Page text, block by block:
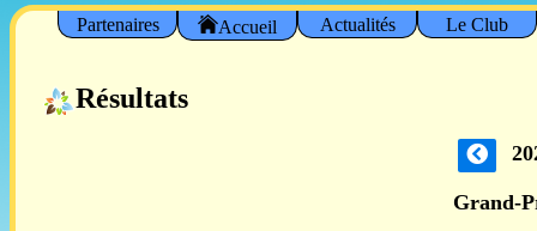
Partenaires Accueil Actualités Le Club
Résultats
Grand-